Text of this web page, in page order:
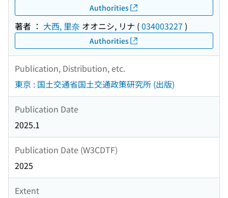
Authorities
著者 ： 大西, 里奈 オオニシ, リナ (034003227 )
Authorities
Publication, Distribution, etc.
東京 : 国土交通省国土交通政策研究所 (出版)
Publication Date
2025.1
Publication Date (W3CDTF)
2025
Extent